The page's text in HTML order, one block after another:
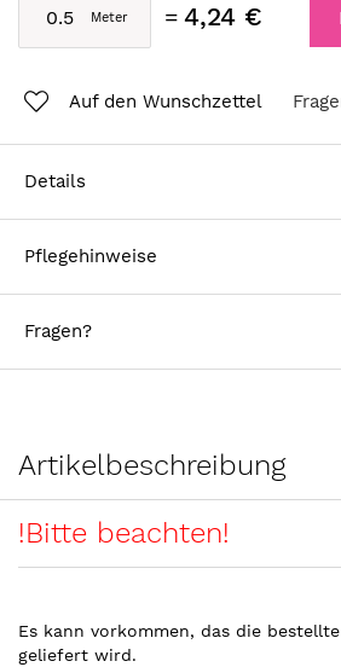
4,24 €
Auf den Wunschzettel
Details
Pflegehinweise
Fragen?
Artikelbeschreibung
!Bitte beachten!
Es kann vorkommen, das die
geliefert wird.